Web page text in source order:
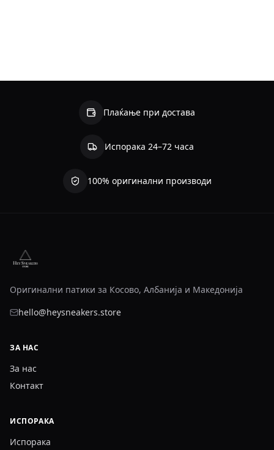
Плаќање при достава
Испорака 24–72 часа
100% оригинални производи
Оригинални патики за Косово, Албанија и Македонија
hello@heysneakers.store
ЗА НАС
За нас
Контакт
ИСПОРАКА
Испорака